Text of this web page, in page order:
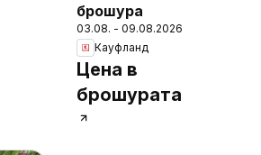
брошура
03.08. - 09.08.2026
Кауфланд
Цена в
брошурата